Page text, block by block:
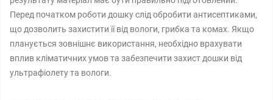
Перед початком роботи дошку слід обробити антисептиками,
що дозволить захистити її від вологи, грибка та комах. Якщо
планується зовнішнє використання, необхідно врахувати
вплив кліматичних умов та забезпечити захист дошки від
ультрафіолету та вологи.